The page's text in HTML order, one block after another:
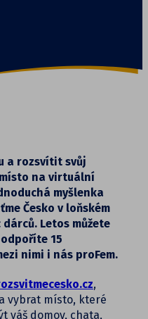
a rozsvítit svůj
na virtuální
myšlenka
Česko v loňském
Letos můžete
15
nimi i nás proFem.
,
vybrat místo, které
váš domov, chata,